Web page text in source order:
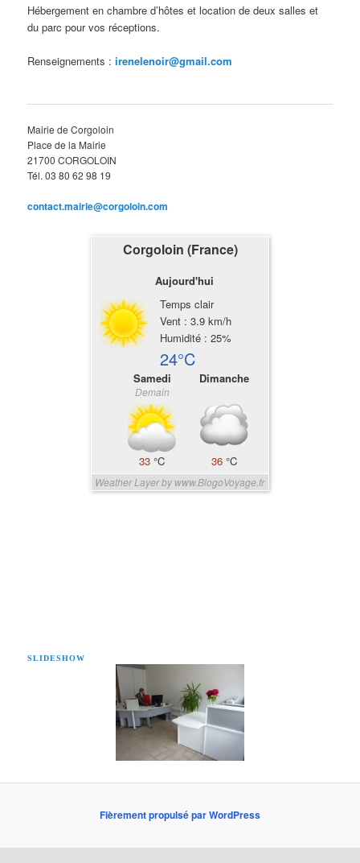
Hébergement en chambre d’hôtes et location de deux salles et
du parc pour vos réceptions.
Renseignements :irenelenoir@gmail.com
Mairie de Corgoloin
Place de la Mairie
21700 CORGOLOIN
Tél. 03 80 62 98 19
contact.mairie@corgoloin.com
Corgoloin (France)
Aujourd'hui
Temps clair
Vent : 3.9 km/h
Humidité : 25%
24°C
Samedi
Demain
33 °C
Dimanche
36 °C
Weather Layer by www.BlogoVoyage.fr
SLIDESHOW
Fièrement propulsé par WordPress